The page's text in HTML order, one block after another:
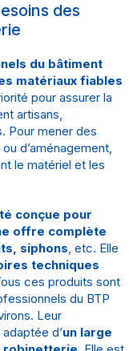
des
du bâtiment
matériaux fiables
pour assurer la
artisans,
. Pour mener des
d’aménagement,
le matériel et les
conçue pour
offre complète
siphons, etc. Elle
techniques
ces produits sont
du BTP
Leur
d’un large